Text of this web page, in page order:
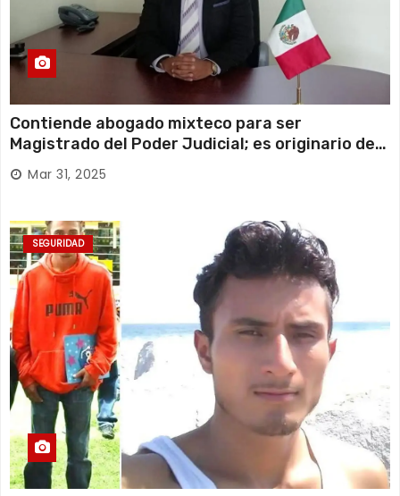
Contiende abogado mixteco para ser
Magistrado del Poder Judicial; es originario de
Huajuapan de León
Mar 31, 2025
SEGURIDAD